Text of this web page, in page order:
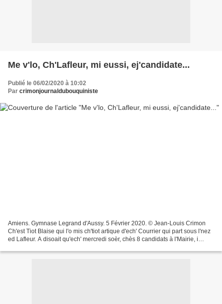
Me v'lo, Ch'Lafleur, mi eussi, ej'candidate...
Publié le 06/02/2020 à 10:02
Par crimonjournaldubouquiniste
Amiens. Gymnase Legrand d'Aussy. 5 Février 2020. © Jean-Louis Crimon
Ch'est Tiot Blaise qui l'o mis ch'tiot artique d'ech' Courrier qui part sous l'nez
ed Lafleur. A disoait qu'ech' mercredi soèr, chès 8 candidats à l'Mairie, i